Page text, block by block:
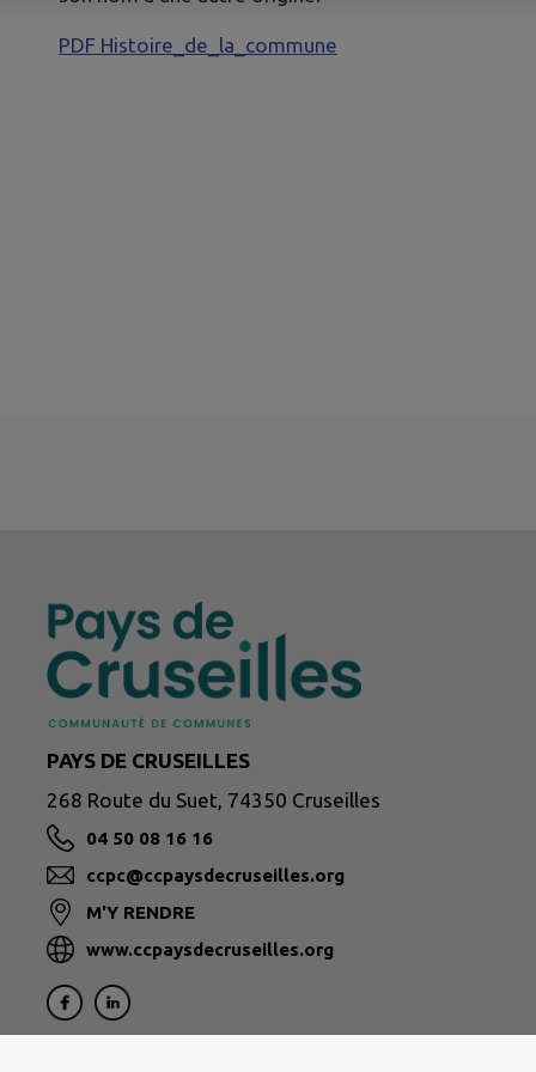
PDF Histoire_de_la_commune
PAYS DE CRUSEILLES
268 Route du Suet, 74350 Cruseilles
04 50 08 16 16
ccpc@ccpaysdecruseilles.org
M'Y RENDRE
www.ccpaysdecruseilles.org